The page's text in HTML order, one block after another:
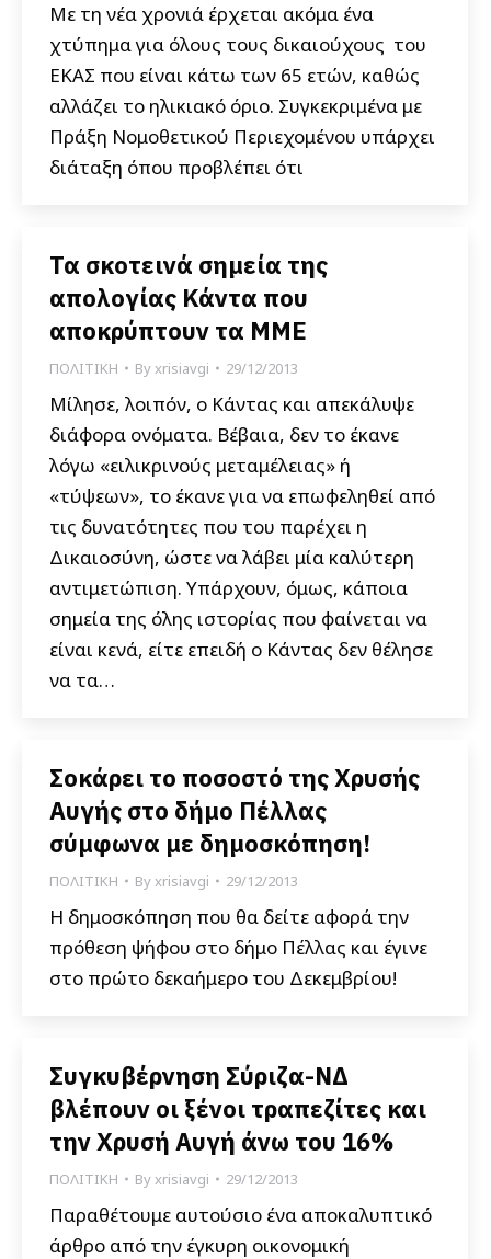
Με τη νέα χρονιά έρχεται ακόμα ένα
χτύπημα για όλους τους δικαιούχους του
ΕΚΑΣ που είναι κάτω των 65 ετών, καθώς
αλλάζει το ηλικιακό όριο. Συγκεκριμένα με
Πράξη Νομοθετικού Περιεχομένου υπάρχει
διάταξη όπου προ­βλέπει ότι
Τα σκοτεινά σημεία της
απολογίας Κάντα που
αποκρύπτουν τα ΜΜΕ
ΠΟΛΙΤΙΚΗ Byxrisiavgi 29/12/2013
Μίλησε, λοιπόν, ο Κάντας και απεκάλυψε
διάφορα ονόματα. Βέβαια, δεν το έκανε
λόγω «ειλικρινούς μεταμέλειας» ή
«τύψεων», το έκανε για να επωφεληθεί από
τις δυνατότητες που του παρέχει η
Δικαιοσύνη, ώστε να λάβει μία καλύτερη
αντιμετώπιση. Υπάρχουν, όμως, κάποια
σημεία της όλης ιστορίας που φαίνεται να
είναι κενά, είτε επειδή ο Κάντας δεν θέλησε
να τα…
Σοκάρει το ποσοστό της Χρυσής
Αυγής στο δήμο Πέλλας
σύμφωνα με δημοσκόπηση!
ΠΟΛΙΤΙΚΗ Byxrisiavgi 29/12/2013
Η δημοσκόπηση που θα δείτε αφορά την
πρόθεση ψήφου στο δήμο Πέλλας και έγινε
στο πρώτο δεκαήμερο του Δεκεμβρίου!
Συγκυβέρνηση Σύριζα-ΝΔ
βλέπουν οι ξένοι τραπεζίτες και
την Χρυσή Αυγή άνω του 16%
ΠΟΛΙΤΙΚΗ Byxrisiavgi 29/12/2013
Παραθέτουμε αυτούσιο ένα αποκαλυπτικό
άρθρο από την έγκυρη οικονομική